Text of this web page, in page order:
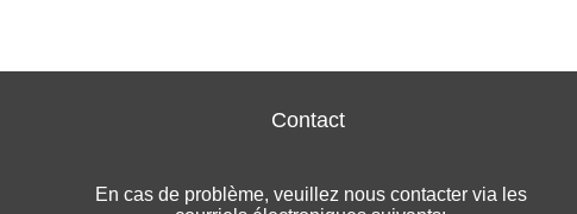
Contact
En cas de problème, veuillez nous contacter via les